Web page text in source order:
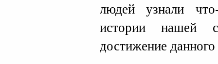
людей узнали
истории нашей
достижение данного